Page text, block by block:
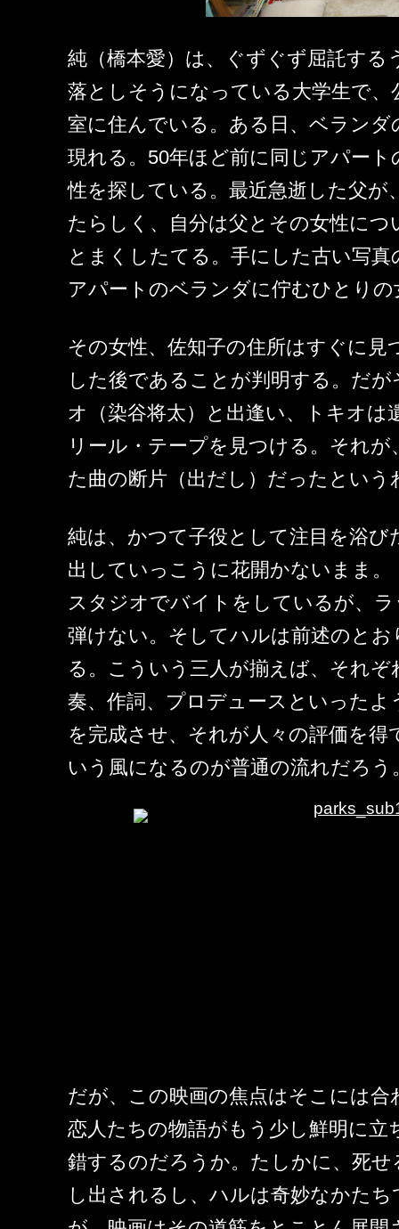
純（橋本愛）は、ぐずぐず屈託する
落としそうになっている大学生で
室に住んでいる。ある日、ベラン
現れる。50年ほど前に同じアパー
性を探している。最近急逝した父
たらしく、自分は父とその女性に
とまくしたてる。手にした古い写
アパートのベランダに佇むひとり
その女性、佐知子の住所はすぐに見
した後であることが判明する。だ
オ（染谷将太）と出逢い、トキオは
リール・テープを見つける。それ
た曲の断片（出だし）だったという
純は、かつて子役として注目を浴
出していっこうに花開かないまま
スタジオでバイトをしているが、
弾けない。そしてハルは前述のと
る。こういう三人が揃えば、それぞ
奏、作詞、プロデュースといったよ
を完成させ、それが人々の評価を得
いう風になるのが普通の流れだろう
だが、この映画の焦点はそこには
恋人たちの物語がもう少し鮮明に立
錯するのだろうか。たしかに、死
し出されるし、ハルは奇妙なかた